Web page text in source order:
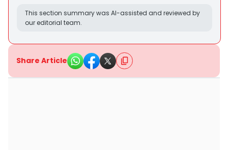
This section summary was AI-assisted and reviewed by
our editorial team.
Share Article